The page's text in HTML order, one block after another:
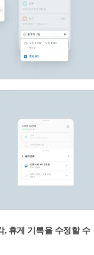
, 휴게 기록을 수정할 수